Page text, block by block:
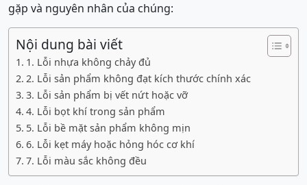
gặp và nguyên nhân của chúng:
Nội dung bài viết
1. Lỗi nhựa không chảy đủ
2. Lỗi sản phẩm không đạt kích thước chính xác
3. Lỗi sản phẩm bị vết nứt hoặc vỡ
4. Lỗi bọt khí trong sản phẩm
5. Lỗi bề mặt sản phẩm không mịn
6. Lỗi kẹt máy hoặc hỏng hóc cơ khí
7. Lỗi màu sắc không đều